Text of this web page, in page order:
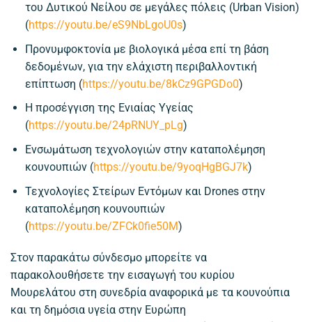
του Δυτικού Νείλου σε μεγάλες πόλεις (Urban Vision)
(https://youtu.be/eS9NbLgoU0s)
Προνυμφοκτονία με βιολογικά μέσα επί τη βάση
δεδομένων, για την ελάχιστη περιβαλλοντική
επίπτωση (https://youtu.be/8kCz9GPGDo0)
Η προσέγγιση της Ενιαίας Υγείας
(https://youtu.be/24pRNUY_pLg)
Ενσωμάτωση τεχνολογιών στην καταπολέμηση
κουνουπιών (https://youtu.be/9yoqHgBGJ7k)
Τεχνολογίες Στείρων Εντόμων και Drones στην
καταπολέμηση κουνουπιών
(https://youtu.be/ZFCk0fie50M)
Στον παρακάτω σύνδεσμο μπορείτε να
παρακολουθήσετε την εισαγωγή του κυρίου
Μουρελάτου στη συνεδρία αναφορικά με τα κουνούπια
και τη δημόσια υγεία στην Ευρώπη